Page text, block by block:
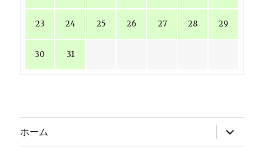
23 24 25 26 27 28 29
30 31
ホーム
ブ
メ